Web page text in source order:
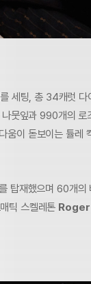
세팅, 총 34캐럿
뭇잎과 990개의
움이 돋보이는 튤레
탑재했으며 60개의
틱 스켈레톤